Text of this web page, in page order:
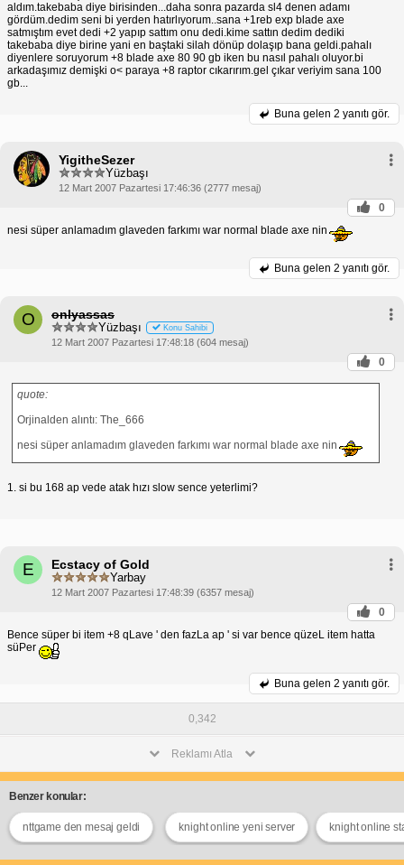
aldım.takebaba diye birisinden...daha sonra pazarda sl4 denen adamı
gördüm.dedim seni bi yerden hatırlıyorum..sana +1reb exp blade axe
satmıştım evet dedi +2 yapıp sattım onu dedi.kime sattın dedim dediki
takebaba diye birine yani en baştaki silah dönüp dolaşıp bana geldi.pahalı
diyenlere soruyorum +8 blade axe 80 90 gb iken bu nasıl pahalı oluyor.bi
arkadaşımız demişki o< paraya +8 raptor cıkarırım.gel çıkar veriyim sana 100
gb...
Buna gelen 2 yanıtı gör.
YigitheSezer
Yüzbaşı
12 Mart 2007 Pazartesi 17:46:36 (2777 mesaj)
0
nesi süper anlamadım glaveden farkımı war normal blade axe nin
Buna gelen 2 yanıtı gör.
O onlyassas
Yüzbaşı Konu Sahibi
12 Mart 2007 Pazartesi 17:48:18 (604 mesaj)
0
quote:
Orjinalden alıntı: The_666
nesi süper anlamadım glaveden farkımı war normal blade axe nin
1. si bu 168 ap vede atak hızı slow sence yeterlimi?
E Ecstacy of Gold
Yarbay
12 Mart 2007 Pazartesi 17:48:39 (6357 mesaj)
0
Bence süper bi item +8 qLave ' den fazLa ap ' si var bence qüzeL item hatta
süPer
Buna gelen 2 yanıtı gör.
0,342
Reklamı Atla
Benzer konular:
nttgame den mesaj geldi knight online yeni server knight online